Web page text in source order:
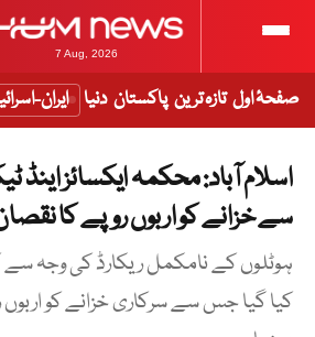
7 Aug, 2026
صفحۂ اول تازہ ترین پاکستان دنیا ایران-
اسلام آباد: محکمہ ایکسائز
سے خزانے کو اربوں روپے کا
ہوٹلوں کے نامکمل ریکارڈ کی وجہ
کیا گیا جس سے سرکاری خزانے کو